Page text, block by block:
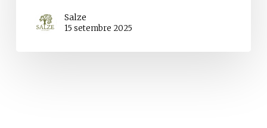
«Flors
Salze
15 setembre 2025